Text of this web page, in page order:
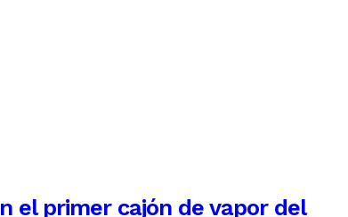
el primer cajón de vapor del